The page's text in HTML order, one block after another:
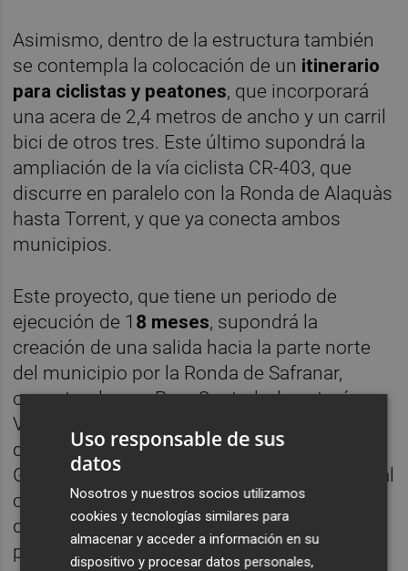
Asimismo, dentro de la estructura también
se contempla la colocación de un itinerario
para ciclistas y peatones, que incorporará
una acera de 2,4 metros de ancho y un carril
bici de otros tres. Este último supondrá la
ampliación de la vía ciclista CR-403, que
discurre en paralelo con la Ronda de Alaquàs
hasta Torrent, y que ya conecta ambos
municipios.
Este proyecto, que tiene un periodo de
ejecución de 1 8 meses, supondrá la
creación de una salida hacia la parte norte
del municipio por la Ronda de Safranar,
conectando con Parc Central y la autovía a
Valencia. Al mismo tiempo, también
disminuirá la salida de vehículos a través de
Gómez Ferrer y la calle Valencia. En cuanto al
camino de acceso a la Estación Depuradora
de Aguas, este será repuesto durante el
proceso de las obras.
Uso responsable de sus
datos
Nosotros y nuestros socios utilizamos
cookies y tecnologías similares para
almacenar y acceder a información en su
dispositivo y procesar datos personales,